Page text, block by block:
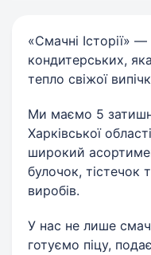
«Смачні Історії»
кондитерських,
тепло свіжої
Ми маємо 5
Харківської
широкий
булочок, тістечок
виробів.
У нас не лише
готуємо піцу,